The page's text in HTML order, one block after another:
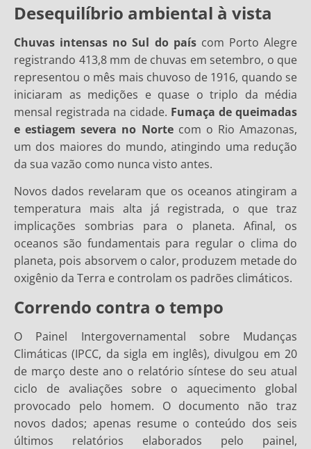
Desequilíbrio ambiental à vista
Chuvas intensas no Sul do país com Porto Alegre
registrando 413,8 mm de chuvas em setembro, o que
representou o mês mais chuvoso de 1916, quando se
iniciaram as medições e quase o triplo da média
mensal registrada na cidade. Fumaça de queimadas
e estiagem severa no Nortecom o Rio Amazonas,
um dos maiores do mundo, atingindo uma redução
da sua vazão como nunca visto antes.
Novos dados revelaram que os oceanos atingiram a
temperatura mais alta já registrada, o que traz
implicações sombrias para o planeta. Afinal, os
oceanos são fundamentais para regular o clima do
planeta, pois absorvem o calor, produzem metade do
oxigênio da Terra e controlam os padrões climáticos.
Correndo contra o tempo
O Painel Intergovernamental sobre Mudanças
Climáticas (IPCC, da sigla em inglês), divulgou em 20
de março deste ano o relatório síntese do seu atual
ciclo de avaliações sobre o aquecimento global
provocado pelo homem. O documento não traz
novos dados; apenas resume o conteúdo dos seis
últimos relatórios elaborados pelo painel,